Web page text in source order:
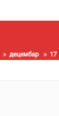
децембар 17